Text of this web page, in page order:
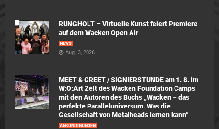
RUNGHOLT – Virtuelle Kunst feiert Premiere
auf dem Wacken Open Air
NEWS
Aug. 3, 2026
MEET & GREET / SIGNIERSTUNDE am 1. 8. im
W:O:Art Zelt des Wacken Foundation Camps
mit den Autoren des Buchs „Wacken – das
perfekte Paralleluniversum. Was die
Gesellschaft von Metalheads lernen kann“
ANKÜNDIGUNGEN